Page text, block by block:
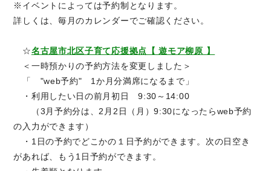
※イベントによっては予約制となります。
詳しくは、毎月のカレンダーでご確認ください。
☆名古屋市北区子育て応援拠点【 遊モア柳原 】
＜一時預かりの予約方法を変更しました＞
「 "web予約" 1か月分満席になるまで」
・利用したい日の前月初日 9:30～14:00
（3月予約分は、2月2日（月）9:30になったらweb予約
の入力ができます）
・1日の予約でどこかの１日予約ができます。次の日空き
があれば、もう1日予約ができます。